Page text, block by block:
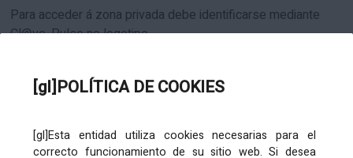
[gl]POLÍTICA DE COOKIES
[gl]Esta entidad utiliza cookies necesarias para el
correcto funcionamiento de su sitio web. Si desea
CARTAFOL CIDADÁN
Para acceder á zona privada debe identificarse mediante
Cl@ve. Pulse no logotipo